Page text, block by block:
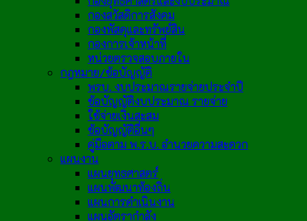
กองสวัสดิการสังคม
กองพัสดุและทรัพย์สิน
กองการเจ้าหน้าที่
หน่วยตรวจสอบภายใน
กฎหมาย/ข้อบัญญัติ
พรบ. งบประมาณรายจ่ายประจำปี
ข้อบัญญัติงบประมาณ รายจ่าย
ใช้จ่ายเงินสะสม
ข้อบัญญัติอื่นๆ
คู่มือตาม พ.ร.บ. อำนวยความสะดวก
แผนงาน
แผนยุทธศาสตร์
แผนพัฒนาท้องถิ่น
แผนการดำเนินงาน
แผนอัตรากำลัง